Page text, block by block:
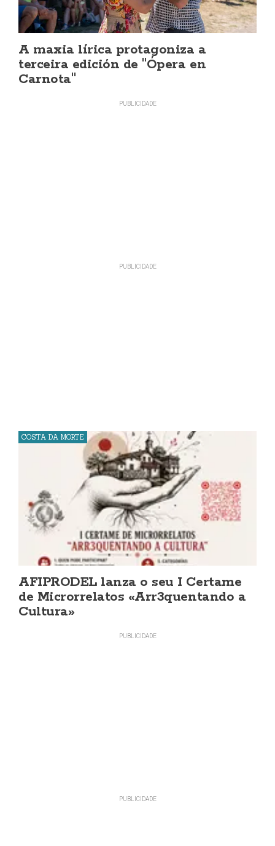
A maxia lírica protagoniza a
terceira edición de "Ópera en
Carnota"
COSTA DA MORTE
AFIPRODEL lanza o seu I Certame
de Microrrelatos «Arr3quentando a
Cultura»